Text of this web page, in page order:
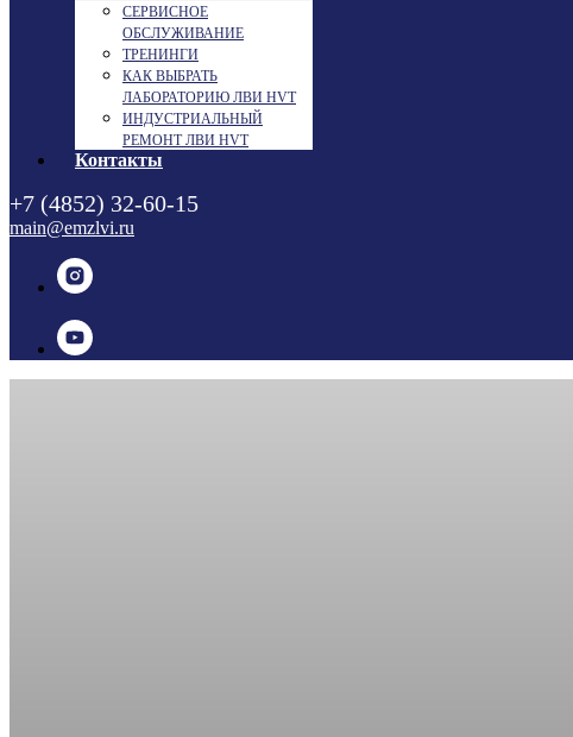
СЕРВИСНОЕ
ОБСЛУЖИВАНИЕ
ТРЕНИНГИ
КАК ВЫБРАТЬ
ЛАБОРАТОРИЮ ЛВИ HVT
ИНДУСТРИАЛЬНЫЙ
РЕМОНТ ЛВИ HVT
Контакты
+7 (4852) 32-60-15
main@emzlvi.ru